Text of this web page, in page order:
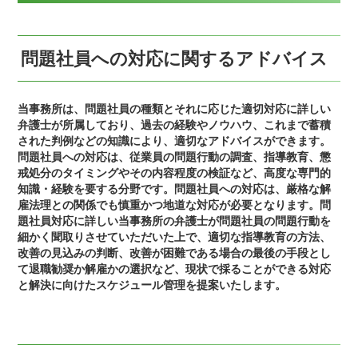
問題社員への対応に関するアドバイス
当事務所は、問題社員の種類とそれに応じた適切対応に詳しい
弁護士が所属しており、過去の経験やノウハウ、これまで蓄積
された判例などの知識により、適切なアドバイスができます。
問題社員への対応は、従業員の問題行動の調査、指導教育、懲
戒処分のタイミングやその内容程度の検証など、高度な専門的
知識・経験を要する分野です。問題社員への対応は、厳格な解
雇法理との関係でも慎重かつ地道な対応が必要となります。問
題社員対応に詳しい当事務所の弁護士が問題社員の問題行動を
細かく聞取りさせていただいた上で、適切な指導教育の方法、
改善の見込みの判断、改善が困難である場合の最後の手段とし
て退職勧奨か解雇かの選択など、現状で採ることができる対応
と解決に向けたスケジュール管理を提案いたします。